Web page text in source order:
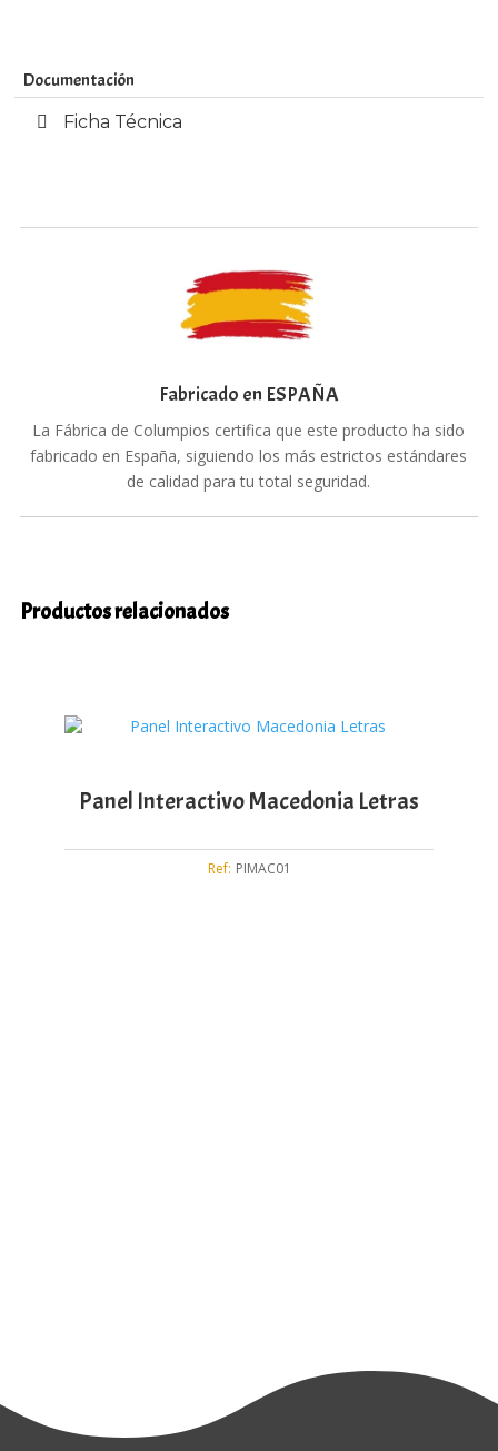
Documentación
Ficha Técnica
Fabricado en ESPAÑA
La Fábrica de Columpios certifica que este producto ha sido
fabricado en España, siguiendo los más estrictos estándares
de calidad para tu total seguridad.
Productos relacionados
Panel Interactivo Macedonia Letras
Ref: PIMAC01